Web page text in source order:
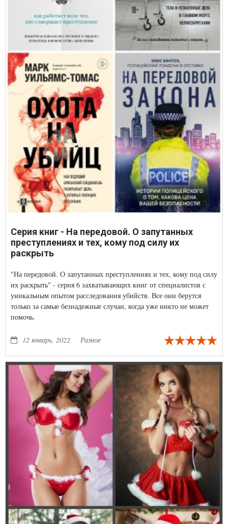
Серия книг - На передовой. О запутанных
преступлениях и тех, кому под силу их
раскрыть
"На передовой. О запутанных преступлениях и тех, кому под силу
их раскрыть" - серия 6 захватывающих книг от специалистов с
уникальным опытом расследования убийств. Все они берутся
только за самые безнадежные случаи, когда уже никто не может
помочь.
12 январь, 2022 Разное